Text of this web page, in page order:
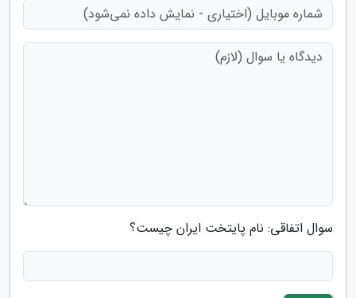
سوال اتفاقی: نام پایتخت ایران چیست؟